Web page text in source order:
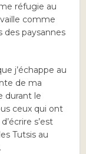
réfugie au
comme
des paysannes
j’échappe au
de ma
durant le
ceux qui ont
s’est
Tutsis au